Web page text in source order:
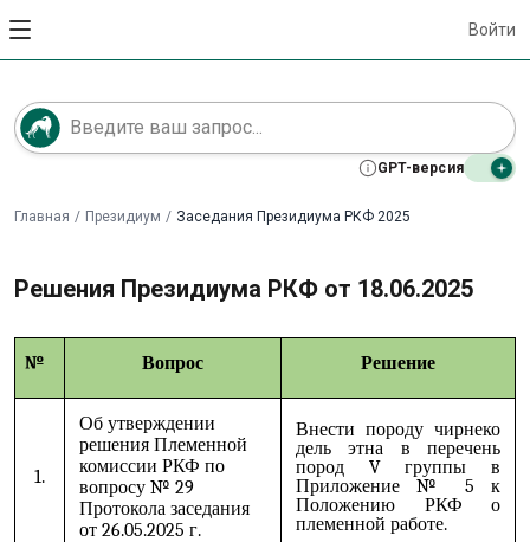
Войти
GPT-версия
Главная / Президиум / Заседания Президиума РКФ 2025
Решения Президиума РКФ от 18.06.2025
№ Вопрос Решение
1.
Об утверждении
решения Племенной
комиссии РКФ по
вопросу № 29
Протокола заседания
от 26.05.2025 г.
Внести породу чирнеко
дель этна в перечень
пород V группы в
Приложение № 5 к
Положению РКФ о
племенной работе.